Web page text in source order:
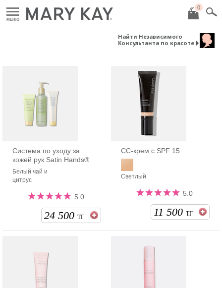
МЕНЮ
0
Найти Независимого
Консультанта по красоте
Система по уходу за
кожей рук Satin Hands®
Белый чай и
цитрус
5.0
24 500 ТГ
СС-крем c SPF 15
Светлый
5.0
11 500 ТГ